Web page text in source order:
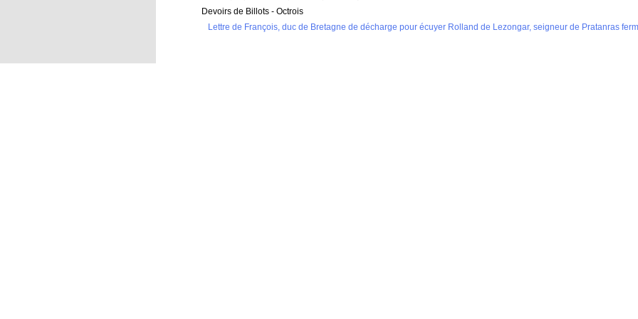
Devoirs de Billots - Octrois
Lettre de François, duc de Bretagne de décharge pour écuyer Rolland de Lezongar, seigneur de Pratanras